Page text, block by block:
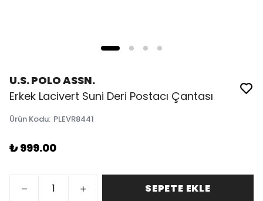
U.S. POLO ASSN.
Erkek Lacivert Suni Deri Postacı Çantası
Ürün Kodu: PLEVR8441
₺ 999.00
SEPETE EKLE